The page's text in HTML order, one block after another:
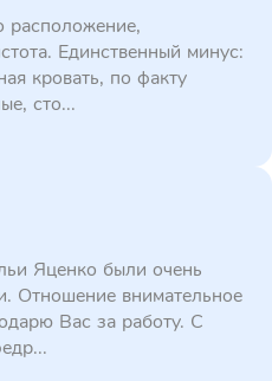
расположение,
Единственный минус:
кровать, по факту
сто...
Яценко были очень
Отношение внимательное
Вас за работу. С